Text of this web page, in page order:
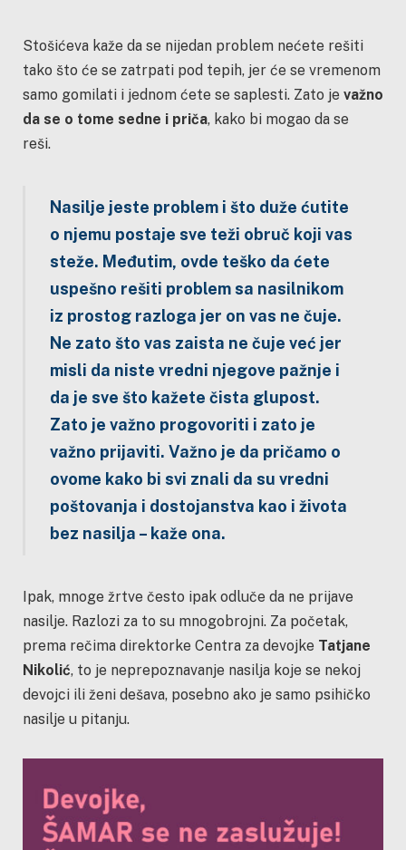
Stošićeva kaže da se nijedan problem nećete rešiti
tako što će se zatrpati pod tepih, jer će se vremenom
samo gomilati i jednom ćete se saplesti. Zato je važno
da se o tome sedne i priča, kako bi mogao da se
reši.
Nasilje jeste problem i što duže ćutite
o njemu postaje sve teži obruč koji vas
steže. Međutim, ovde teško da ćete
uspešno rešiti problem sa nasilnikom
iz prostog razloga jer on vas ne čuje.
Ne zato što vas zaista ne čuje već jer
misli da niste vredni njegove pažnje i
da je sve što kažete čista glupost.
Zato je važno progovoriti i zato je
važno prijaviti. Važno je da pričamo o
ovome kako bi svi znali da su vredni
poštovanja i dostojanstva kao i života
bez nasilja – kaže ona.
Ipak, mnoge žrtve često ipak odluče da ne prijave
nasilje. Razlozi za to su mnogobrojni. Za početak,
prema rečima direktorke Centra za devojke Tatjane
Nikolić, to je neprepoznavanje nasilja koje se nekoj
devojci ili ženi dešava, posebno ako je samo psihičko
nasilje u pitanju.